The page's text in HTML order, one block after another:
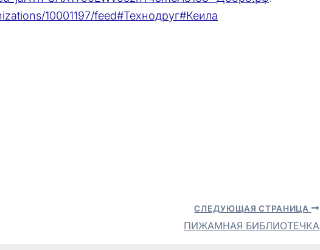
10001197/feed#Технодруг#Кеила
СЛЕДУЮЩАЯ СТРАНИЦА
ПИЖАМНАЯ БИБЛИОТЕЧКА